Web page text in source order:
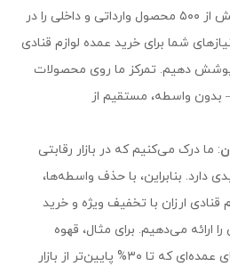
ترک فول مدیوم. ما بیش از ۵۰۰ محصول وارداتی و داخلی را در
شما برای خرید عمده لوازم قنادی
پوشش دهیم. تمرکز ما روی محصولات
واسطه، مستقیم از
: ما درک می‌کنیم که در بازار رقابتی
دارد. بنابراین، با حذف واسطه‌ها،
قنادی ارزان با تخفیف ویژه و خرید
ارائه می‌دهیم. برای مثال، قهوه
عربیکا تازه با قیمت‌های عمده‌ای که تا ۳۰% پایین‌تر از بازار